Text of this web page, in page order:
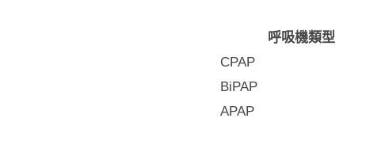
呼吸機類型
CPAP
BiPAP
APAP